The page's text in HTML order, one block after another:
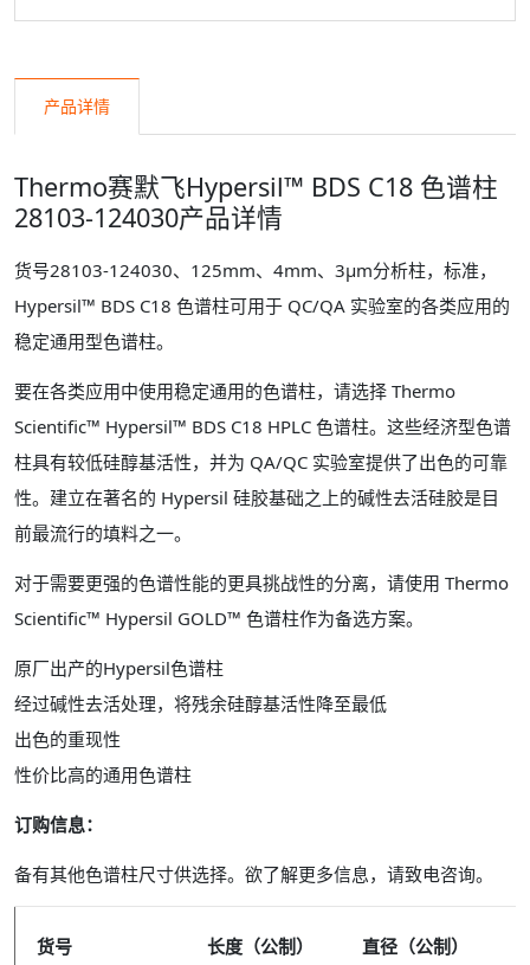
产品详情
Thermo赛默飞Hypersil™ BDS C18 色谱柱
28103-124030产品详情
货号28103-124030、125mm、4mm、3μm分析柱，标准，
Hypersil™ BDS C18 色谱柱可用于 QC/QA 实验室的各类应用的
稳定通用型色谱柱。
要在各类应用中使用稳定通用的色谱柱，请选择 Thermo
Scientific™ Hypersil™ BDS C18 HPLC 色谱柱。这些经济型色谱
柱具有较低硅醇基活性，并为 QA/QC 实验室提供了出色的可靠
性。建立在著名的 Hypersil 硅胶基础之上的碱性去活硅胶是目
前最流行的填料之一。
对于需要更强的色谱性能的更具挑战性的分离，请使用 Thermo
Scientific™ Hypersil GOLD™ 色谱柱作为备选方案。
原厂出产的Hypersil色谱柱
经过碱性去活处理，将残余硅醇基活性降至最低
出色的重现性
性价比高的通用色谱柱
订购信息：
备有其他色谱柱尺寸供选择。欲了解更多信息，请致电咨询。
货号 长度（公制） 直径（公制）